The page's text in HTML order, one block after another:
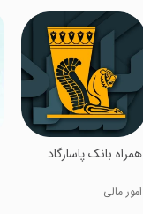
‏همراه بانک پاسارگاد
امور مالی